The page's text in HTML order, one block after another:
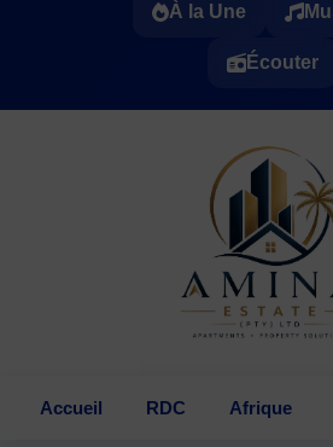
À la Une
Écouter
Accueil RDC Afrique